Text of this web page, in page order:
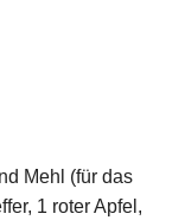
Mehl (für das
1 roter Apfel,